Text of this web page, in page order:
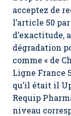
acceptez de
l’article 50
d’exactitude,
dégradation
comme « de
Ligne France
qu’il était il
Requip
niveau